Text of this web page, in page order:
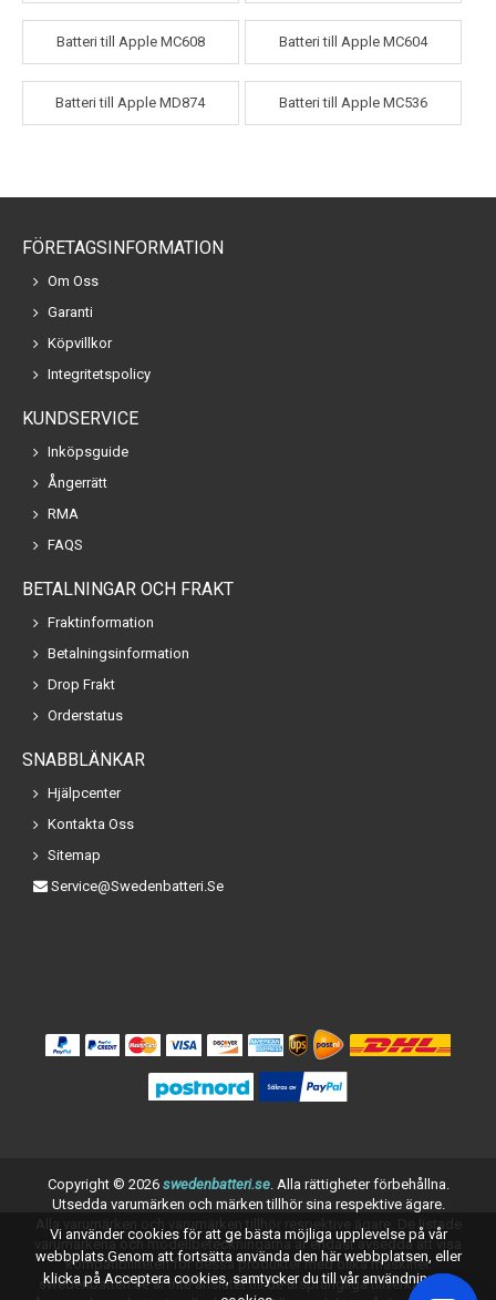
Batteri till Apple MC608 Batteri till Apple MC604
Batteri till Apple MD874 Batteri till Apple MC536
FÖRETAGSINFORMATION
Om Oss
Garanti
Köpvillkor
Integritetspolicy
KUNDSERVICE
Inköpsguide
Ångerrätt
RMA
FAQS
BETALNINGAR OCH FRAKT
Fraktinformation
Betalningsinformation
Drop Frakt
Orderstatus
SNABBLÄNKAR
Hjälpcenter
Kontakta Oss
Sitemap
Service@swedenbatteri.se
Copyright © 2026 swedenbatteri.se. Alla rättigheter förbehållna.
Utsedda varumärken och märken tillhör sina respektive ägare.
Alla varumärken och varumärken tillhör respektive ägare. De listade
varumärkena och modellbeteckningarna är endast avsedda att visa
kompatibiliteten för dessa produkter med olika maskiner.
swedenbatteri.se är inte anslutet till de ursprungliga tillverkarna av
Vi använder cookies för att ge bästa möjliga upplevelse på vår
webbplats.Genom att fortsätta använda den här webbplatsen, eller
klicka på Acceptera cookies, samtycker du till vår användning av